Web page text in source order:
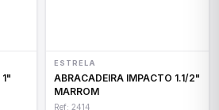
ESTRELA
ABRACADEIRA IMPACTO 1.1/2"
MARROM
Ref: 2414